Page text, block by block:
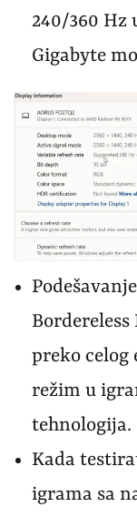
240/360 Hz
Gigabyte
preko celog
režim u
tehnologija.
Kada
igrama sa